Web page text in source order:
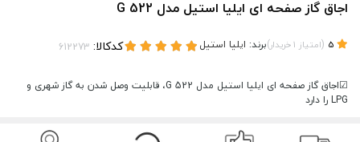
اجاق گاز صفحه ای ایلیا استیل مدل G 522
(امتیاز 1خریدار)برند: ایلیا استیل کدکالا:
☑اجاق گاز صفحه ای ایلیا استیل مدل G 522، قابلیت وصل شدن به گاز شهری و
LPG را دارد